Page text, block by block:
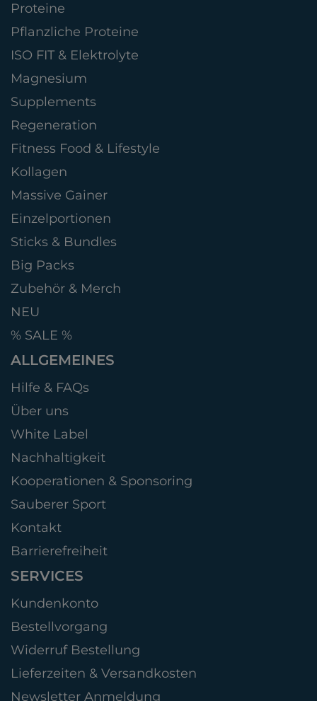
Proteine
Pflanzliche Proteine
ISO FIT & Elektrolyte
Magnesium
Supplements
Regeneration
Fitness Food & Lifestyle
Kollagen
Massive Gainer
Einzelportionen
Sticks & Bundles
Big Packs
Zubehör & Merch
NEU
% SALE %
ALLGEMEINES
Hilfe & FAQs
Über uns
White Label
Nachhaltigkeit
Kooperationen & Sponsoring
Sauberer Sport
Kontakt
Barrierefreiheit
SERVICES
Kundenkonto
Bestellvorgang
Widerruf Bestellung
Lieferzeiten & Versandkosten
Newsletter Anmeldung